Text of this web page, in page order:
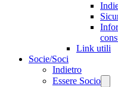
Link utili
Socie/Soci
Indietro
Essere Socio